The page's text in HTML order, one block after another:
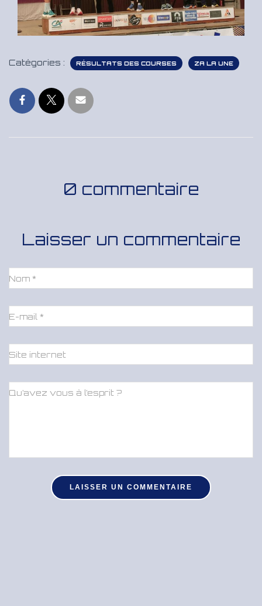
Catégories : RÉSULTATS DES COURSES ZA LA UNE
0 commentaire
Laisser un commentaire
Nom *
E-mail *
Site internet
Qu’avez vous à l’esprit ?